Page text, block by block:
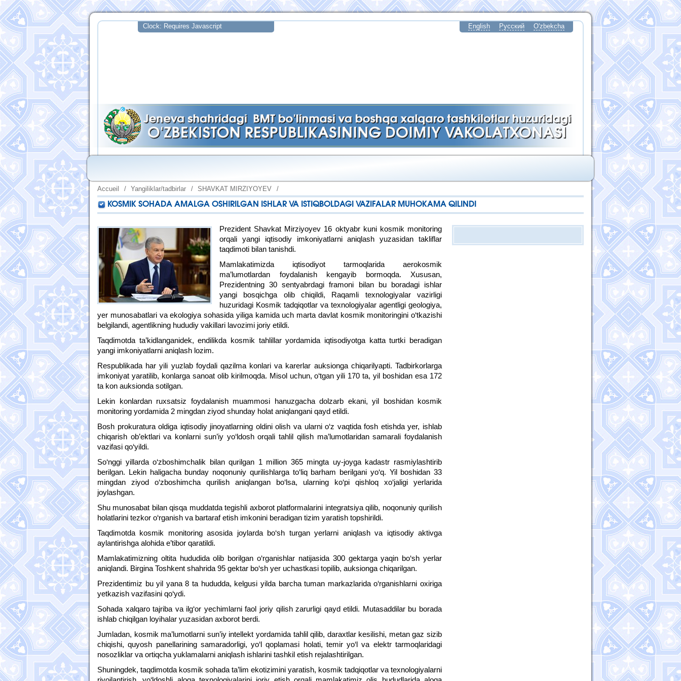
English Русский O'zbekcha
Accueil / Yangiliklar/tadbirlar / SHAVKAT MIRZIYOYEV /
KOSMIK SOHADA AMALGA OSHIRILGAN ISHLAR VA ISTIQBOLDAGI VAZIFALAR MUHOKAMA QILINDI
Prezident Shavkat Mirziyoyev 16 oktyabr kuni kosmik monitoring
orqali yangi iqtisodiy imkoniyatlarni aniqlash yuzasidan takliflar
taqdimoti bilan tanishdi.
Mamlakatimizda iqtisodiyot tarmoqlarida aerokosmik
ma’lumotlardan foydalanish kengayib bormoqda. Xususan,
Prezidentning 30 sentyabrdagi framoni bilan bu boradagi ishlar
yangi bosqichga olib chiqildi, Raqamli texnologiyalar vazirligi
huzuridagi Kosmik tadqiqotlar va texnologiyalar agentligi geologiya,
yer munosabatlari va ekologiya sohasida yiliga kamida uch marta davlat kosmik monitoringini o‘tkazishi
belgilandi, agentlikning hududiy vakillari lavozimi joriy etildi.
Taqdimotda ta’kidlanganidek, endilikda kosmik tahlillar yordamida iqtisodiyotga katta turtki beradigan
yangi imkoniyatlarni aniqlash lozim.
Respublikada har yili yuzlab foydali qazilma konlari va karerlar auksionga chiqarilyapti. Tadbirkorlarga
imkoniyat yaratilib, konlarga sanoat olib kirilmoqda. Misol uchun, o‘tgan yili 170 ta, yil boshidan esa 172
ta kon auksionda sotilgan.
Lekin konlardan ruxsatsiz foydalanish muammosi hanuzgacha dolzarb ekani, yil boshidan kosmik
monitoring yordamida 2 mingdan ziyod shunday holat aniqlangani qayd etildi.
Bosh prokuratura oldiga iqtisodiy jinoyatlarning oldini olish va ularni o‘z vaqtida fosh etishda yer, ishlab
chiqarish ob’ektlari va konlarni sun’iy yo‘ldosh orqali tahlil qilish ma’lumotlaridan samarali foydalanish
vazifasi qo‘yildi.
So‘nggi yillarda o‘zboshimchalik bilan qurilgan 1 million 365 mingta uy-joyga kadastr rasmiylashtirib
berilgan. Lekin haligacha bunday noqonuniy qurilishlarga to‘liq barham berilgani yo‘q. Yil boshidan 33
mingdan ziyod o‘zboshimcha qurilish aniqlangan bo‘lsa, ularning ko‘pi qishloq xo‘jaligi yerlarida
joylashgan.
Shu munosabat bilan qisqa muddatda tegishli axborot platformalarini integratsiya qilib, noqonuniy qurilish
holatlarini tezkor o‘rganish va bartaraf etish imkonini beradigan tizim yaratish topshirildi.
Taqdimotda kosmik monitoring asosida joylarda bo‘sh turgan yerlarni aniqlash va iqtisodiy aktivga
aylantirishga alohida e’tibor qaratildi.
Mamlakatimizning oltita hududida olib borilgan o‘rganishlar natijasida 300 gektarga yaqin bo‘sh yerlar
aniqlandi. Birgina Toshkent shahrida 95 gektar bo‘sh yer uchastkasi topilib, auksionga chiqarilgan.
Prezidentimiz bu yil yana 8 ta hududda, kelgusi yilda barcha tuman markazlarida o‘rganishlarni oxiriga
yetkazish vazifasini qo‘ydi.
Sohada xalqaro tajriba va ilg‘or yechimlarni faol joriy qilish zarurligi qayd etildi. Mutasaddilar bu borada
ishlab chiqilgan loyihalar yuzasidan axborot berdi.
Jumladan, kosmik ma’lumotlarni sun’iy intellekt yordamida tahlil qilib, daraxtlar kesilishi, metan gaz sizib
chiqishi, quyosh panellarining samaradorligi, yo‘l qoplamasi holati, temir yo‘l va elektr tarmoqlaridagi
nosozliklar va ortiqcha yuklamalarni aniqlash ishlarini tashkil etish rejalashtirilgan.
Shuningdek, taqdimotda kosmik sohada ta’lim ekotizimini yaratish, kosmik tadqiqotlar va texnologiyalarni